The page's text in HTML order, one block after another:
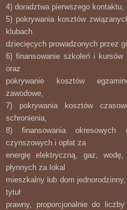
4) doradztwa pierwszego kontaktu,
5) pokrywania kosztów
klubach
dziecięcych prowadzonych przez
6) finansowanie szkoleń i kursów
oraz
pokrywanie kosztów
zawodowe,
7) pokrywania kosztów
schronienia,
8) finansowania okresowych
czynszowych i opłat za
energię elektryczną, gaz,
płynnych za lokal
mieszkalny lub dom
tytuł
prawny, proporcjonalnie do